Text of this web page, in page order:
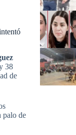
38
de
palo de